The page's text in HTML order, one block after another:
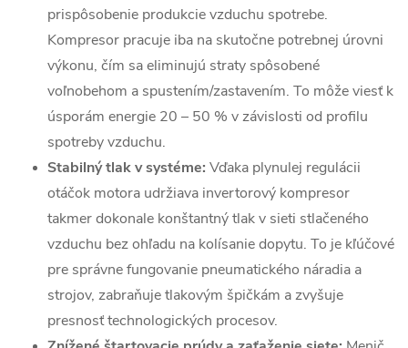
prispôsobenie produkcie vzduchu spotrebe.
Kompresor pracuje iba na skutočne potrebnej úrovni
výkonu, čím sa eliminujú straty spôsobené
voľnobehom a spustením/zastavením. To môže viesť k
úsporám energie 20 – 50 % v závislosti od profilu
spotreby vzduchu.
Stabilný tlak v systéme: Vďaka plynulej regulácii
otáčok motora udržiava invertorový kompresor
takmer dokonale konštantný tlak v sieti stlačeného
vzduchu bez ohľadu na kolísanie dopytu. To je kľúčové
pre správne fungovanie pneumatického náradia a
strojov, zabraňuje tlakovým špičkám a zvyšuje
presnosť technologických procesov.